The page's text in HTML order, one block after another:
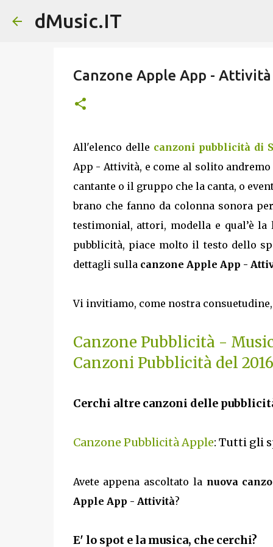
dMusic.IT
Canzone Apple App -
All'elenco delle canzoni pubblicità di
App - Attività, e come al solito
cantante o il gruppo che la canta, o
brano che fanno da colonna sonora
testimonial, attori, modella e qual’è
pubblicità, piace molto il testo dello
dettagli sulla canzone Apple App -
Vi invitiamo, come nostra
Canzone Pubblicità -
Canzoni Pubblicità del 2016
Cerchi altre canzoni delle
Canzone Pubblicità Apple: Tutti gli
Avete appena ascoltato la nuova
Apple App - Attività?
E' lo spot e la musica, che cerchi?